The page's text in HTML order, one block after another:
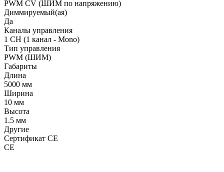
PWM СV (ШИМ по напряжению)
Диммируемый(ая)
Да
Каналы управления
1 CH (1 канал - Mono)
Тип управления
PWM (ШИМ)
Габариты
Длина
5000 мм
Ширина
10 мм
Высота
1.5 мм
Другие
Сертификат CE
CE